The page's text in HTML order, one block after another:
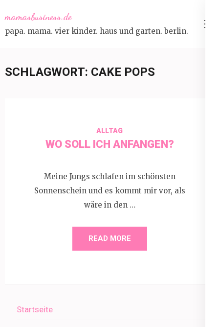
to
content
mamasbusiness.de
papa. mama. vier kinder. haus und garten. berlin.
SCHLAGWORT: CAKE POPS
ALLTAG
WO SOLL ICH ANFANGEN?
Meine Jungs schlafen im schönsten
Sonnenschein und es kommt mir vor, als
wäre in den …
READ MORE
Startseite